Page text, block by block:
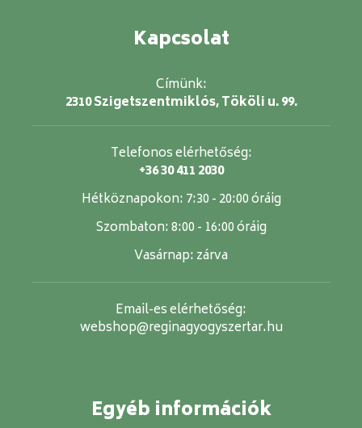
Kapcsolat
Címünk:
2310 Szigetszentmiklós, Tököli u. 99.
Telefonos elérhetőség:
+36 30 411 2030
Hétköznapokon: 7:30 - 20:00 óráig
Szombaton:8:00 - 16:00 óráig
Vasárnap: zárva
Email-es elérhetőség:
webshop@reginagyogyszertar.hu
Egyéb információk